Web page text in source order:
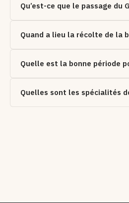
Qu’est-ce que le passage du
Quand a lieu la récolte de la
Quelle est la bonne période
Quelles sont les spécialités